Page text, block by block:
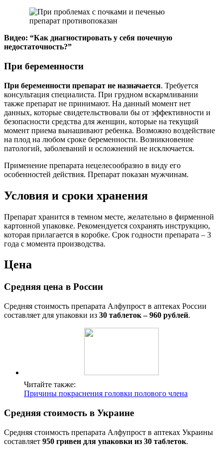
Видео: “Как диагностировать у себя почечную
недостаточность?”
При беременности
При беременности препарат не назначается. Требуется
консультация специалиста. При грудном вскармливании
также препарат не принимают. На данный момент нет
данных, которые свидетельствовали бы от эффективности и
безопасности средства для женщин, которые на текущий
момент приема вынашивают ребенка. Возможно воздействие
на плод на любом сроке беременности. Возникновение
патологий, заболеваний и осложнений не исключается.
Применение препарата нецелесообразно в виду его
особенностей действия. Препарат показан мужчинам.
Условия и сроки хранения
Препарат хранится в темном месте, желательно в фирменной
картонной упаковке. Рекомендуется сохранять инструкцию,
которая прилагается в коробке. Срок годности препарата – 3
года с момента производства.
Цена
Средняя цена в России
Средняя стоимость препарата Алфупрост в аптеках России
составляет для упаковки из 30 таблеток – 960 рублей.
Читайте также:
Причины покраснения головки полового члена
Средняя стоимость в Украине
Средняя стоимость препарата Алфупрост в аптеках Украины
составляет 950 гривен для упаковки из 30 таблеток.